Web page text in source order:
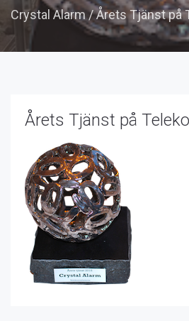
Crystal Alarm/Årets Tjänst på
Årets Tjänst på